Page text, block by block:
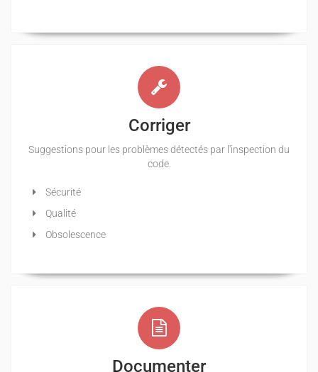
Corriger
Suggestions pour les problèmes détectés par l'inspection du
code.
Sécurité
Qualité
Obsolescence
Documenter